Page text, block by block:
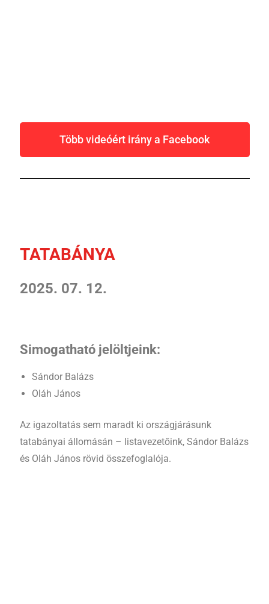
Több videóért irány a Facebook
TATABÁNYA
2025. 07. 12.
Simogatható jelöltjeink:
Sándor Balázs
Oláh János
Az igazoltatás sem maradt ki országjárásunk
tatabányai állomásán – listavezetőink, Sándor Balázs
és Oláh János rövid összefoglalója.